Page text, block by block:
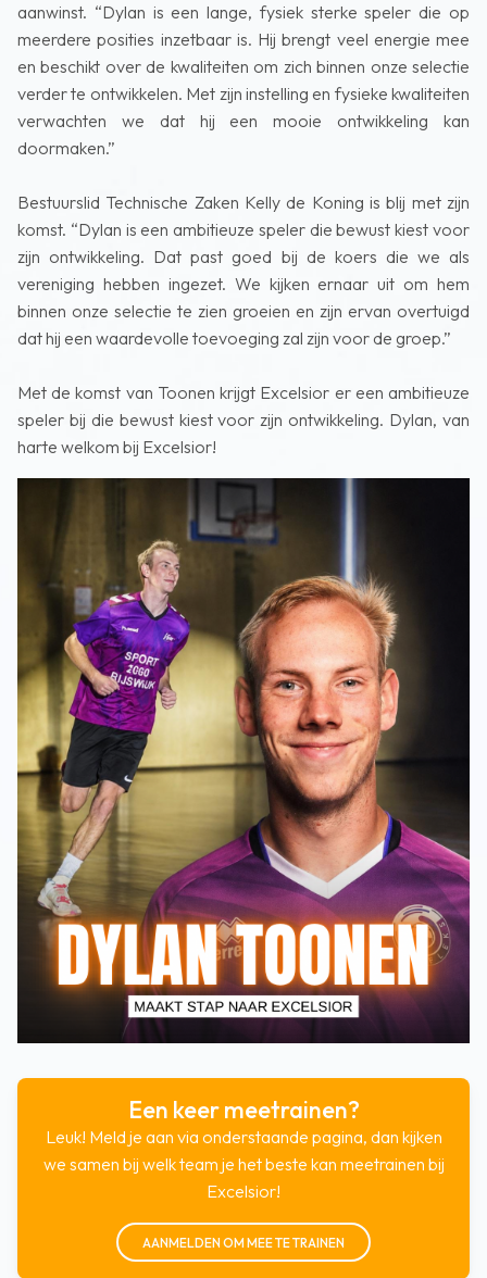
aanwinst. “Dylan is een lange, fysiek sterke speler die op
meerdere posities inzetbaar is. Hij brengt veel energie mee
en beschikt over de kwaliteiten om zich binnen onze selectie
verder te ontwikkelen. Met zijn instelling en fysieke kwaliteiten
verwachten we dat hij een mooie ontwikkeling kan
doormaken.”
Bestuurslid Technische Zaken Kelly de Koning is blij met zijn
komst. “Dylan is een ambitieuze speler die bewust kiest voor
zijn ontwikkeling. Dat past goed bij de koers die we als
vereniging hebben ingezet. We kijken ernaar uit om hem
binnen onze selectie te zien groeien en zijn ervan overtuigd
dat hij een waardevolle toevoeging zal zijn voor de groep.”
Met de komst van Toonen krijgt Excelsior er een ambitieuze
speler bij die bewust kiest voor zijn ontwikkeling. Dylan, van
harte welkom bij Excelsior!
Een keer meetrainen?
Leuk! Meld je aan via onderstaande pagina, dan kijken
we samen bij welk team je het beste kan meetrainen bij
Excelsior!
AANMELDEN OM MEE TE TRAINEN